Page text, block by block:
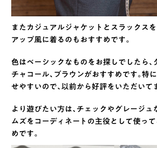
またカジュアルジャケットとスラックス
アップ風に着るのもおすすめです。
色はベーシックなものをお探しでしたら、
チャコール、ブラウンがおすすめです。特
せやすいので、以前から好評をいただいて
より遊びたい方は、チェックやグレージュ
ムズをコーディネートの主役として使っ
めです。